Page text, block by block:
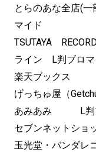
とらのあな全店(
マイド
TSUTAYA
ライン L判ブロマ
楽天ブックス L
げっちゅ屋（
あみあみ L判ブ
セブンネットシ
玉光堂・バンダ